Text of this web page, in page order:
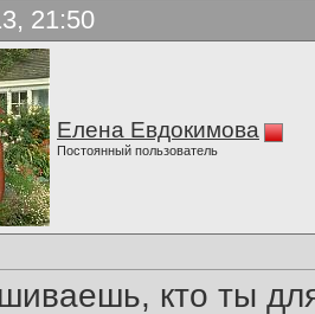
21:50
Елена Евдокимова
Постоянный пользователь
кто ты